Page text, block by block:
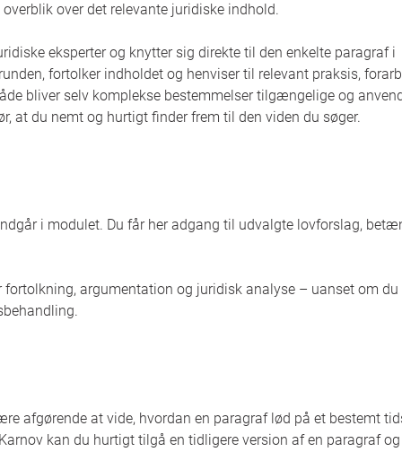
over det relevante juridiske indhold.
eksperter og knytter sig direkte til den enkelte paragraf i
fortolker indholdet og henviser til relevant praksis,
bliver selv komplekse bestemmelser tilgængelige og
at du nemt og hurtigt finder frem til den viden du søger.
i modulet. Du får her adgang til udvalgte lovforslag,
argumentation og juridisk analyse – uanset om du
afgørende at vide, hvordan en paragraf lød på et bestemt
kan du hurtigt tilgå en tidligere version af en paragraf